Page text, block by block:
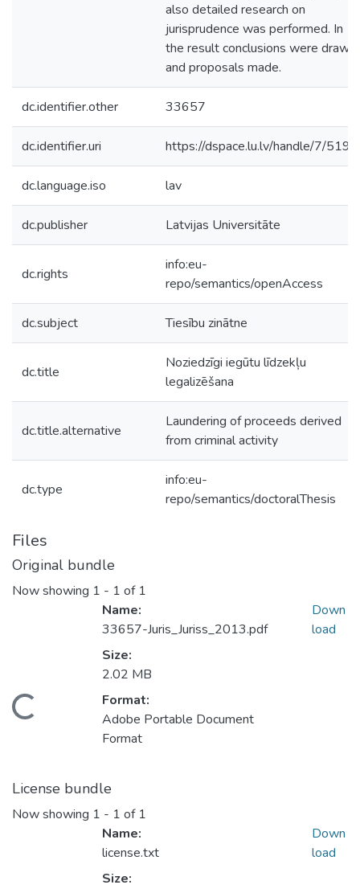
also detailed research on
jurisprudence was performed. In
the result conclusions were drawn
and proposals made.
dc.identifier.other 33657
dc.identifier.uri https://dspace.lu.lv/handle/7/5198
dc.language.iso lav
dc.publisher Latvijas Universitāte
dc.rights
info:eu-
repo/semantics/openAccess
dc.subject Tiesību zinātne
dc.title
Noziedzīgi iegūtu līdzekļu
legalizēšana
dc.title.alternative
Laundering of proceeds derived
from criminal activity
dc.type
info:eu-
repo/semantics/doctoralThesis
Files
Original bundle
Now showing 1 - 1 of 1
Name:
33657-Juris_Juriss_2013.pdf
Size:
2.02 MB
Format:
Adobe Portable Document
Format
Down
load
License bundle
Now showing 1 - 1 of 1
Name:
license.txt
Size:
Down
load